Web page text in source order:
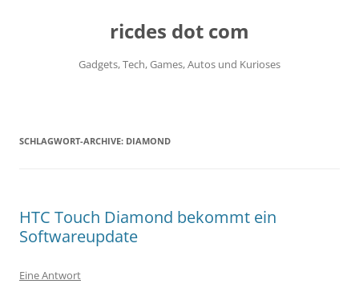
ricdes dot com
Gadgets, Tech, Games, Autos und Kurioses
SCHLAGWORT-ARCHIVE: DIAMOND
HTC Touch Diamond bekommt ein
Softwareupdate
Eine Antwort